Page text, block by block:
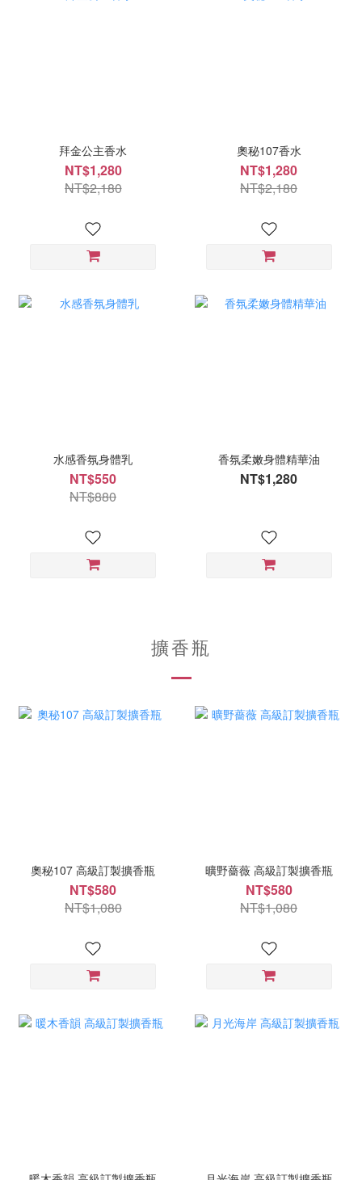
拜金公主香水
NT$1,280
NT$2,180
奧秘107香水
NT$1,280
NT$2,180
水感香氛身體乳
NT$550
NT$880
香氛柔嫩身體精華油
NT$1,280
擴香瓶
奧秘107 高級訂製擴香瓶
NT$580
NT$1,080
曠野薔薇 高級訂製擴香瓶
NT$580
NT$1,080